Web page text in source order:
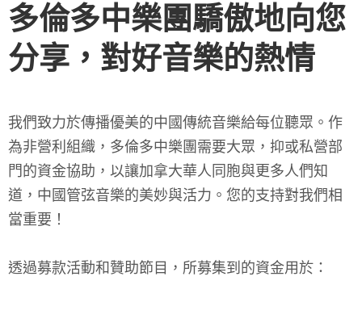
多倫多中樂團驕傲地向您
分享，對好音樂的熱情
我們致力於傳播優美的中國傳統音樂給每位聽眾。作
為非營利組織，多倫多中樂團需要大眾，抑或私營部
門的資金協助，以讓加拿大華人同胞與更多人們知
道，中國管弦音樂的美妙與活力。您的支持對我們相
當重要！
透過募款活動和贊助節目，所募集到的資金用於：